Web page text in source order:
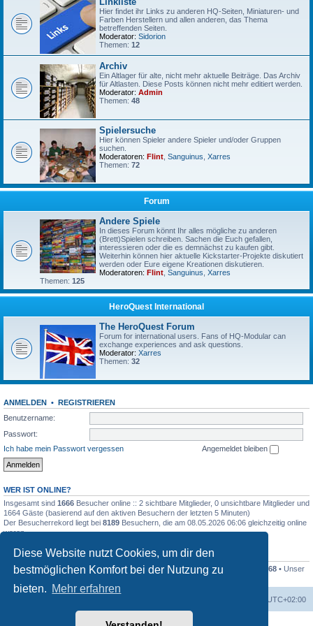
Diese Website nutzt Cookies, um dir den
bestmöglichen Komfort bei der Nutzung zu
bieten. Mehr erfahren
Hier findet ihr Links zu anderen HQ-Seiten, Miniaturen- und
Farben Herstellern und allen anderen, das Thema
betreffenden Seiten.
Moderator: Sidorion
Themen: 12
Archiv
Ein Altlager für alte, nicht mehr aktuelle Beiträge. Das Archiv
für Altlasten. Diese Posts können nicht mehr editiert werden.
Moderator: Admin
Themen: 48
Spielersuche
Hier können Spieler andere Spieler und/oder Gruppen
suchen.
Moderatoren: Flint Sanguinus Xarres
Themen: 72
Forum
Andere Spiele
In dieses Forum könnt Ihr alles mögliche zu anderen
(Brett)Spielen schreiben. Sachen die Euch gefallen,
interessieren oder die es demnächst zu kaufen gibt.
Weiterhin können hier aktuelle Kickstarter-Projekte diskutiert
werden oder Eure eigene Kreationen diskutieren.
Moderatoren: Flint Sanguinus Xarres
Themen: 125
HeroQuest International
The HeroQuest Forum
Forum for international users. Fans of HQ-Modular can
exchange experiences and ask questions.
Moderator: Xarres
Themen: 32
ANMELDEN • REGISTRIEREN
Benutzername:
Passwort:
Ich habe mein Passwort vergessen
Angemeldet bleiben
WER IST ONLINE?
Insgesamt sind 1666 Besucher online :: 2 sichtbare Mitglieder, 0 unsichtbare Mitglieder und
1664 Gäste (basierend auf den aktiven Besuchern der letzten 5 Minuten)
Der Besucherrekord liegt bei 8189 Besuchern, die am 08.05.2026 06:06 gleichzeitig online
waren.
STATISTIK
Beiträge insgesamt41255• Themen insgesamt 1169• Mitglieder insgesamt 1268 • Unser
neuestes Mitglied:
UTC+02:00
Powered byphpBB® Forum Software © phpBB Limited